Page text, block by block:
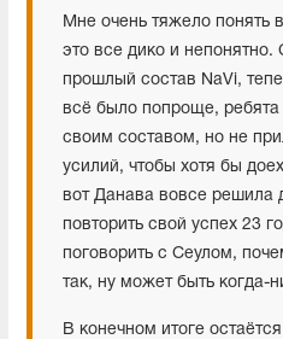
Мне очень тяжело понять
это все дико и непонятно.
прошлый состав NaVi,
всё было попроще, ребята
своим составом, но не
усилий, чтобы хотя бы
вот Данава вовсе решила
повторить свой успех 23
поговорить с Сеулом,
так, ну может быть когда-
В конечном итоге